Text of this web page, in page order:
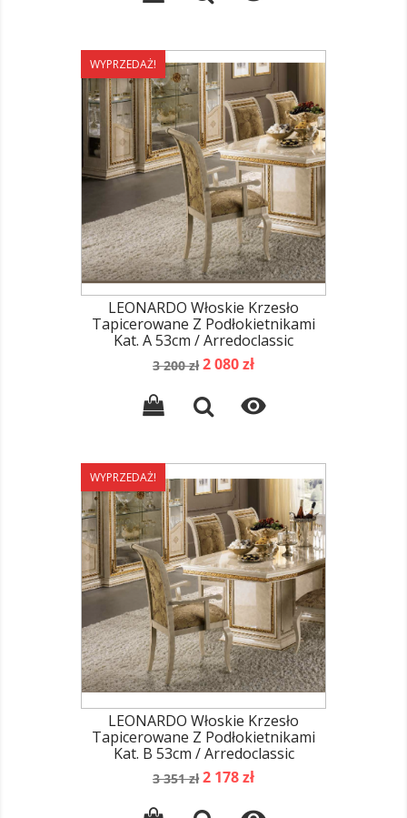
WYPRZEDAŻ!
LEONARDO Włoskie Krzesło
Tapicerowane Z Podłokietnikami
Kat. A 53cm / Arredoclassic
Cena
3 200 zł Cena
2 080 zł

WYPRZEDAŻ!
LEONARDO Włoskie Krzesło
Tapicerowane Z Podłokietnikami
Kat. B 53cm / Arredoclassic
Cena
3 351 zł Cena
2 178 zł